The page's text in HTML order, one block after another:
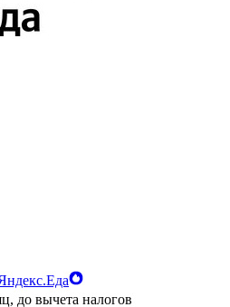
до вычета налогов